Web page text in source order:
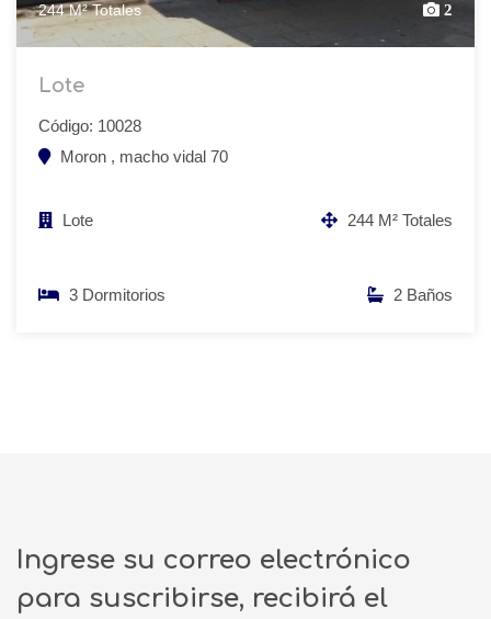
244 M² Totales 2
Lote
Código: 10028
Moron , macho vidal 70
Lote 244 M² Totales
3 Dormitorios 2 Baños
Ingrese su correo electrónico
para suscribirse, recibirá el